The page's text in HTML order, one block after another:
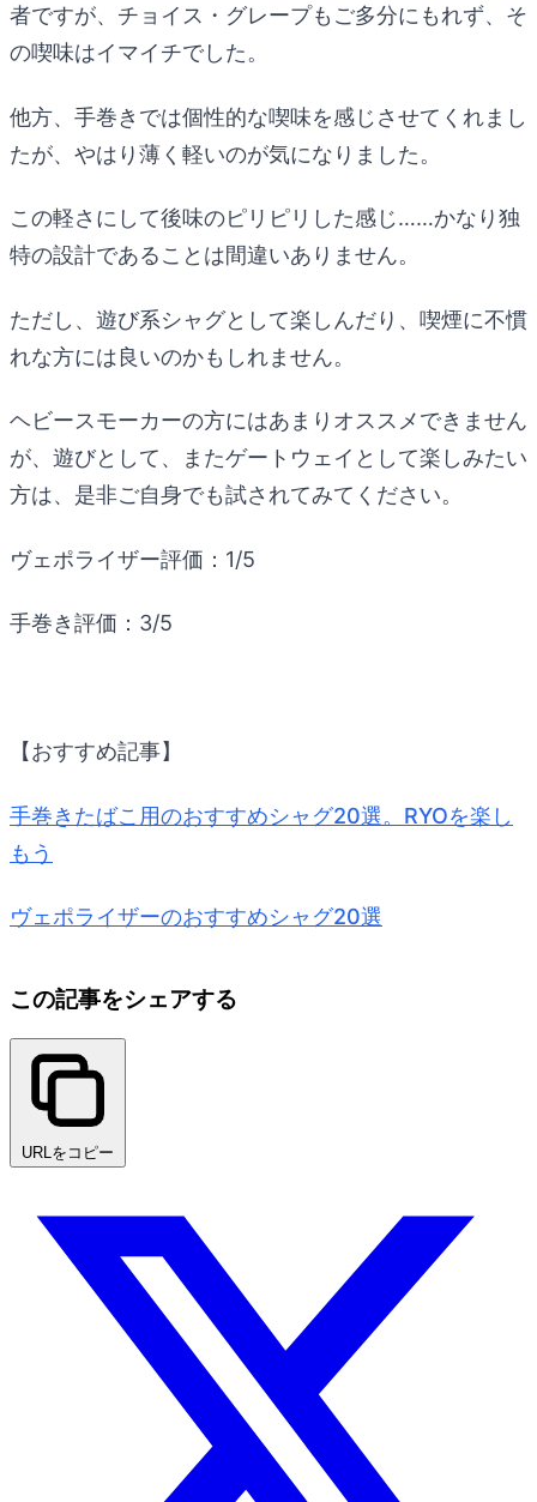
者ですが、チョイス・グレープもご多分にもれず、そ
の喫味はイマイチでした。
他方、手巻きでは個性的な喫味を感じさせてくれまし
たが、やはり薄く軽いのが気になりました。
この軽さにして後味のピリピリした感じ……かなり独
特の設計であることは間違いありません。
ただし、遊び系シャグとして楽しんだり、喫煙に不慣
れな方には良いのかもしれません。
ヘビースモーカーの方にはあまりオススメできません
が、遊びとして、またゲートウェイとして楽しみたい
方は、是非ご自身でも試されてみてください。
ヴェポライザー評価：1/5
手巻き評価：3/5
【おすすめ記事】
手巻きたばこ用のおすすめシャグ20選。RYOを楽し
もう
ヴェポライザーのおすすめシャグ20選
この記事をシェアする
URLをコピー